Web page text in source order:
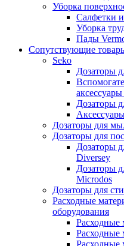
Уборка
Салфетки
Уборка
Пады
Сопутствующие
Seko
Дозаторы
Дозаторы
Дозаторы для
Дозаторы для
Дозаторы
Diversey
Дозаторы
Microdos
Дозаторы для
Расходные
оборудования
Расходные
Расходные
Расходные